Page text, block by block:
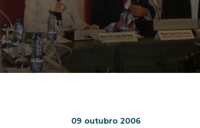
09 outubro 2006